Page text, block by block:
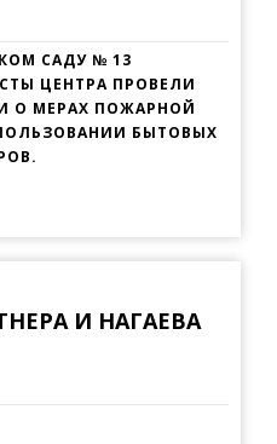
САДУ № 13
ЦЕНТРА ПРОВЕЛИ
О МЕРАХ ПОЖАРНОЙ
БЫТОВЫХ
И НАГАЕВА